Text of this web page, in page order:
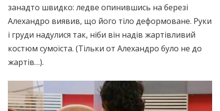
занадто швидко: ледве опинившись на березі
Алехандро виявив, що його тіло деформоване. Руки
і груди надулися так, ніби він надів жартівливий
костюм сумоїста. (Тільки от Алехандро було не до
жартів…).